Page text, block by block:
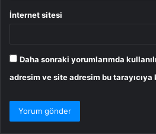
İnternet sitesi
Daha sonraki yorumlarımda
adresim ve site adresim bu